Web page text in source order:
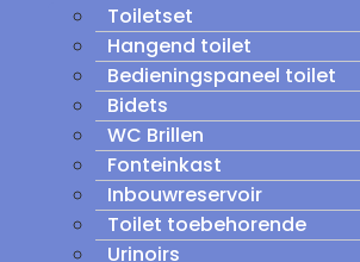
Toiletset
Hangend toilet
Bedieningspaneel toilet
Bidets
WC Brillen
Fonteinkast
Inbouwreservoir
Toilet toebehorende
Urinoirs